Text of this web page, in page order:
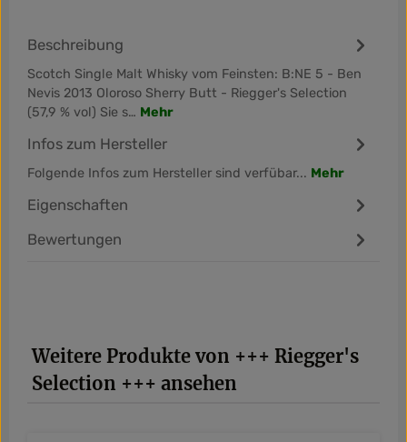
Beschreibung
Scotch Single Malt Whisky vom Feinsten: B:NE 5 - Ben
Nevis 2013 Oloroso Sherry Butt - Riegger's Selection
(57,9 % vol) Sie s… Mehr
Infos zum Hersteller
Folgende Infos zum Hersteller sind verfübar... Mehr
Eigenschaften
Bewertungen
Produktgalerie überspringen
Weitere Produkte von +++ Riegger's
Selection +++ ansehen